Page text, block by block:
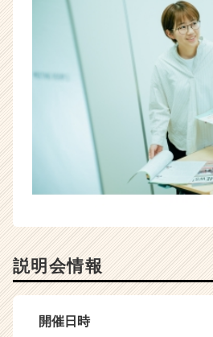
e
r）
説明会情報
開催日時